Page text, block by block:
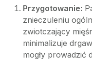
Przygotowanie:
znieczuleniu
zwiotczający
minimalizuje
mogły prowadzić